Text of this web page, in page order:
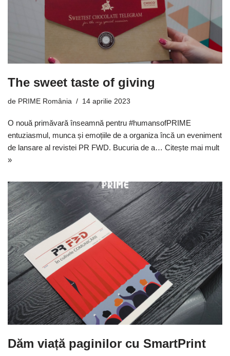
The sweet taste of giving
de PRIME România 14 aprilie 2023
O nouă primăvară înseamnă pentru #humansofPRIME
entuziasmul, munca și emoțiile de a organiza încă un eveniment
de lansare al revistei PR FWD. Bucuria de a… Citește mai mult
»
Dăm viață paginilor cu SmartPrint